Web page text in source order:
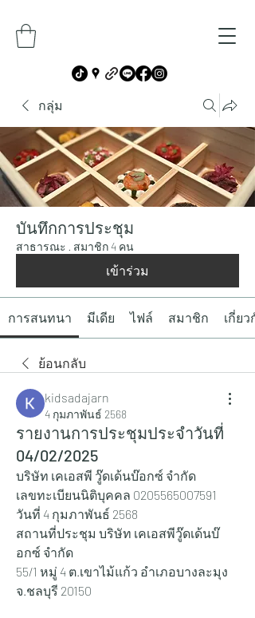
กลุ่ม
บันทึกการประชุม
สาธารณะ · สมาชิก 4 คน
เข้าร่วม
การสนทนา มีเดีย ไฟล์ สมาชิก เกี่ยว
ย้อนกลับ
kidsadajarn
4 กุมภาพันธ์ 2568
รายงานการประชุมประจำวันที่
04/02/2025
บริษัท เคเอสพี วู๊ดเด้นบ๊อกซ์ จำกัด
เลขทะเบียนนิติบุคคล 0205565007591
วันที่ 4 กุมภาพันธ์ 2568
สถานที่ประชุม บริษัท เคเอสพีวู๊ดเด้นบ๊
อกซ์ จำกัด
55/1 หมู่ 4 ต.เขาไม้แก้ว อำเภอบางละมุง
จ.ชลบุรี 20150